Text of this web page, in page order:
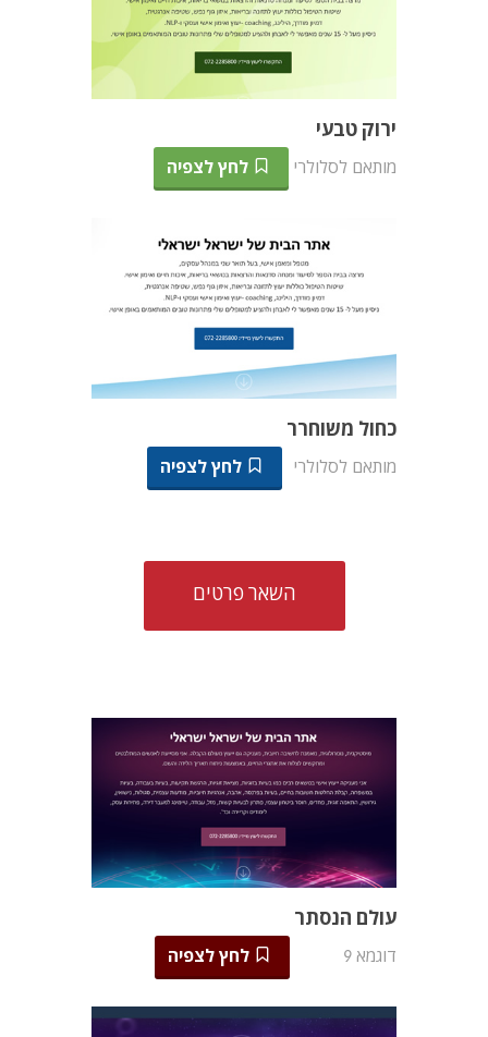
ירוק טבעי
מותאם לסלולרי לחץ לצפיה
כחול משוחרר
מותאם לסלולרי לחץ לצפיה
השאר פרטים
עולם הנסתר
דוגמא 9 לחץ לצפיה